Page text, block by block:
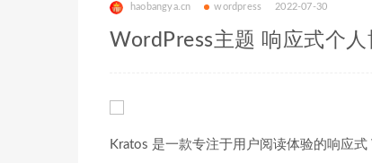
haobangya.cn wordpress 2022-07-30
WordPress主题 响应式个
Kratos 是一款专注于用户阅读体验的响应